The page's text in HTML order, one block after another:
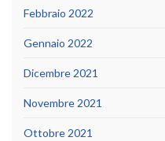
Febbraio 2022
Gennaio 2022
Dicembre 2021
Novembre 2021
Ottobre 2021